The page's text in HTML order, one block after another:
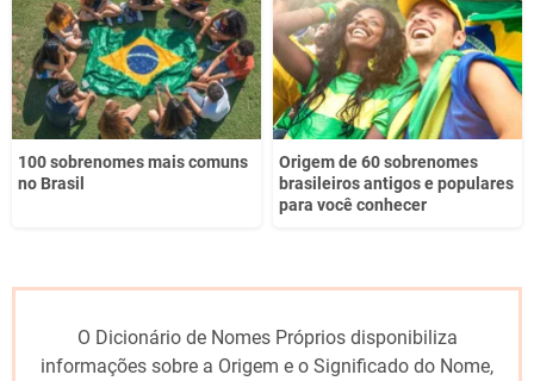
100 sobrenomes mais comuns
no Brasil
Origem de 60 sobrenomes
brasileiros antigos e populares
para você conhecer
O Dicionário de Nomes Próprios disponibiliza
informações sobre a Origem e o Significado do Nome,